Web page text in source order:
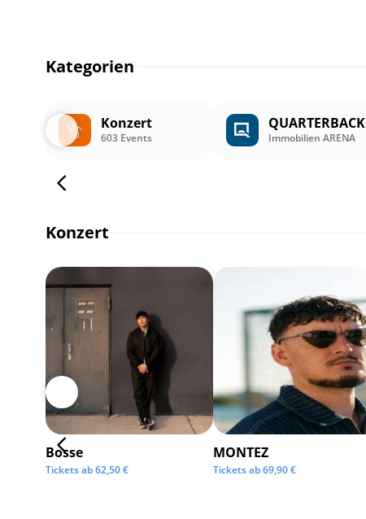
Kategorien
Konzert
603 Events
QUARTERBACK
Immobilien ARENA
Konzert
Bosse
Tickets ab62,50€
MONTEZ
Tickets ab69,90€